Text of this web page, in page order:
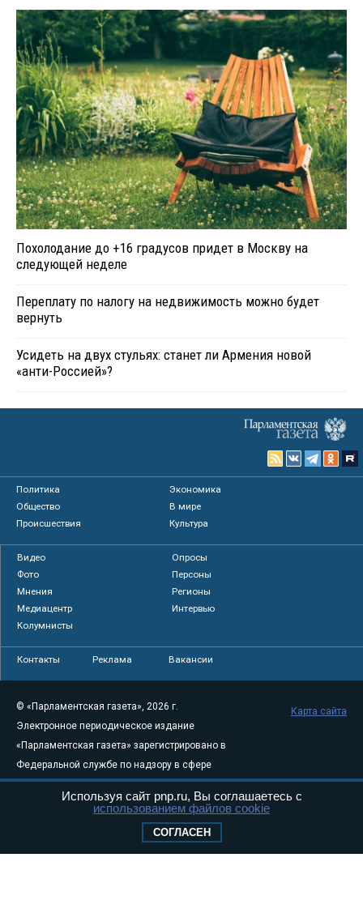
Похолодание до +16 градусов придет в Москву на
следующей неделе
Переплату по налогу на недвижимость можно будет
вернуть
Усидеть на двух стульях: станет ли Армения новой
«анти-Россией»?
Политика
Экономика
Общество
В мире
Происшествия
Культура
Видео
Опросы
Фото
Персоны
Мнения
Регионы
Медиацентр
Интервью
Колумнисты
Контакты Реклама Вакансии
© «Парламентская газета», 2026 г.
Электронное периодическое издание
«Парламентская газета» зарегистрировано в
Федеральной службе по надзору в сфере
связи, информационных технологий и
массовых коммуникаций (Роскомнадзор) 05
Свидетельство о регистрации Эл № ФС77-
Карта сайта
Используя сайт pnp.ru, Вы соглашаетесь с
использованием файлов cookie
СОГЛАСЕН